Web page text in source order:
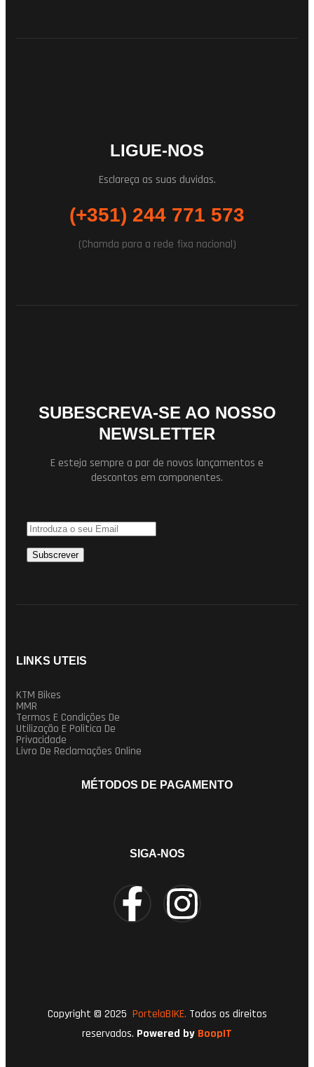
LIGUE-NOS
Esclareça as suas duvidas.
(+351) 244 771 573
(Chamda para a rede fixa nacional)
SUBESCREVA-SE AO NOSSO
NEWSLETTER
E esteja sempre a par de novos lançamentos e
descontos em componentes.
LINKS UTEIS
KTM Bikes
MMR
Termos E Condições De
Utilização E Politica De
Privacidade
Livro De Reclamações Online
MÉTODOS DE PAGAMENTO
SIGA-NOS
Copyright © 2025 PortelaBIKE. Todos os direitos
reservados. Powered by BoopIT